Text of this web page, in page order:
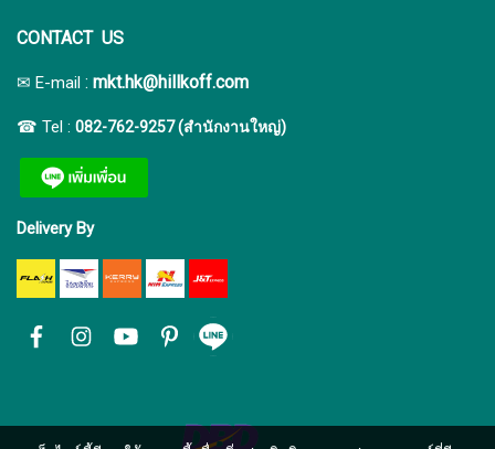
CONTACT US
✉ E-mail : mkt.hk@hillkoff.com
☎ Tel : 082-762-9257 (สำนักงานใหญ่)
Delivery By